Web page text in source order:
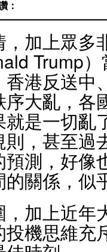
：
加上眾多
Trump
港反送中
大亂，各
是一切亂
，甚至過
測，好像
關係，似
加上近年
機思維充